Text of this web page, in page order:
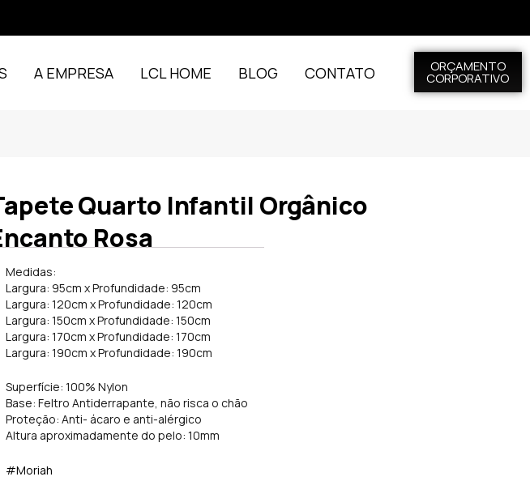
A EMPRESA LCL HOME BLOG CONTATO ORÇAMENTO
CORPORATIVO
Quarto Infantil Orgânico
Rosa
Medidas:
Largura: 95cm x Profundidade: 95cm
Largura: 120cm x Profundidade: 120cm
Largura: 150cm x Profundidade: 150cm
Largura: 170cm x Profundidade: 170cm
Largura: 190cm x Profundidade: 190cm
Superfície: 100% Nylon
Base: Feltro Antiderrapante, não risca o chão
Proteção: Anti- ácaro e anti-alérgico
Altura aproximadamente do pelo: 10mm
#Moriah